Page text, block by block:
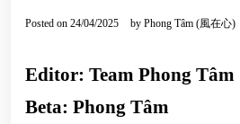
Posted on 24/04/2025 by Phong Tâm (風在心)
Editor: Team Phong Tâm
Beta: Phong Tâm